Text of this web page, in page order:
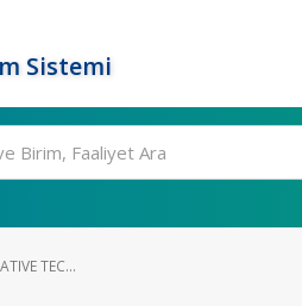
Sistemi
TEC...